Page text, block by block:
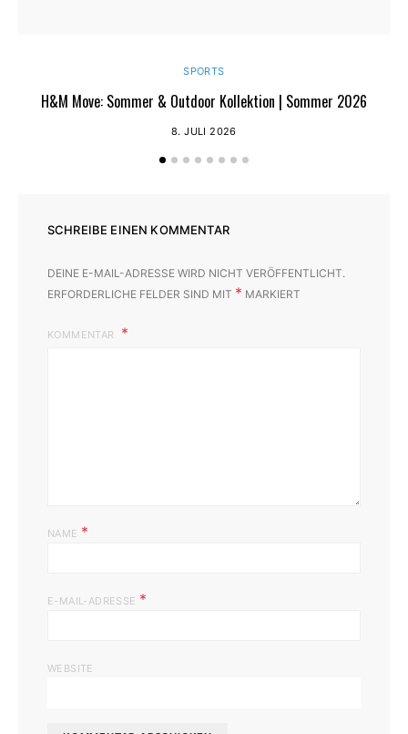
SPORTS
H&M Move: Sommer & Outdoor Kollektion | Sommer 2026
8. JULI 2026
SCHREIBE EINEN KOMMENTAR
DEINE E-MAIL-ADRESSE WIRD NICHT VERÖFFENTLICHT.
ERFORDERLICHE FELDER SIND MIT * MARKIERT
KOMMENTAR
NAME *
E-MAIL-ADRESSE *
WEBSITE